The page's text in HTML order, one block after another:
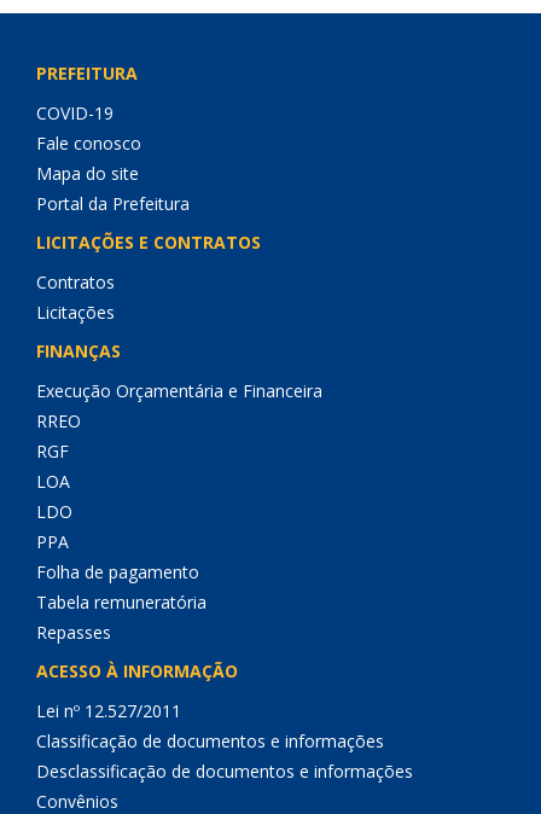
PREFEITURA
COVID-19
Fale conosco
Mapa do site
Portal da Prefeitura
LICITAÇÕES E CONTRATOS
Contratos
Licitações
FINANÇAS
Execução Orçamentária e Financeira
RREO
RGF
LOA
LDO
PPA
Folha de pagamento
Tabela remuneratória
Repasses
ACESSO À INFORMAÇÃO
Lei nº 12.527/2011
Classificação de documentos e informações
Desclassificação de documentos e informações
Convênios